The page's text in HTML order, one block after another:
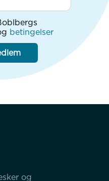
betingelser
og